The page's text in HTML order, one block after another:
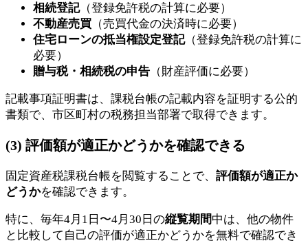
相続登記（登録免許税の計算に必要）
不動産売買 （売買代金の決済時に必要）
住宅ローンの抵当権設定登記（登録免許税の計算に
必要）
贈与税・相続税の申告 （財産評価に必要）
記載事項証明書は、課税台帳の記載内容を証明する公的
書類で、市区町村の税務担当部署で取得できます。
(3) 評価額が適正かどうかを確認できる
固定資産税課税台帳を閲覧することで、 評価額が適正か
どうかを確認できます。
特に、毎年4月1日〜4月30日の縦覧期間中は、他の物件
と比較して自己の評価が適正かどうかを無料で確認でき